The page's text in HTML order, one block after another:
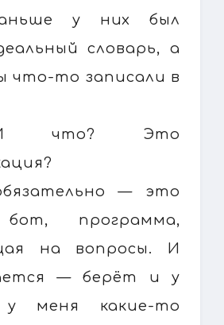
у них был
словарь, а
что-то записали в
Это
— это
программа,
на вопросы. И
— берёт и у
меня какие-то